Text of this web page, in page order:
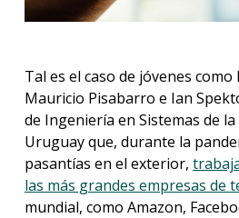
Tal es el caso de jóvenes como
Mauricio Pisabarro e Ian
de Ingeniería en Sistemas de
Uruguay que, durante la
pasantías en el exterior,
las más grandes empresas de
mundial, como Amazon,